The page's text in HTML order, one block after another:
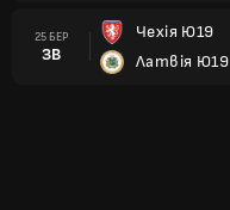
25 БЕР
ЗВ
Чехія Ю19
Латвія Ю19